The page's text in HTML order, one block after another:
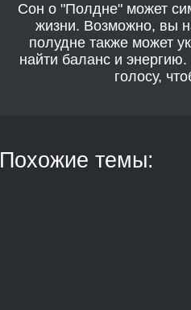
Сон о "Полдне" может
жизни. Возможно, вы
полудне также может
найти баланс и
голосу,
Похожие темы: